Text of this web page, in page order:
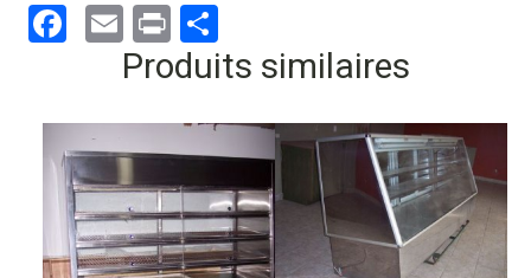
Facebook
Email
Print
Produits similaires